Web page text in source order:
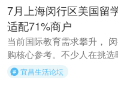
7月上海闵行区美国留
适配71%商户
当前国际教育需求攀升，
购核心参考。不少人在挑选
宜昌生活论坛